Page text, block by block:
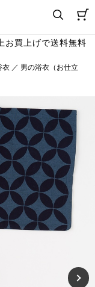
買上げで送料無料
衣 ／ 男の浴衣（お仕立